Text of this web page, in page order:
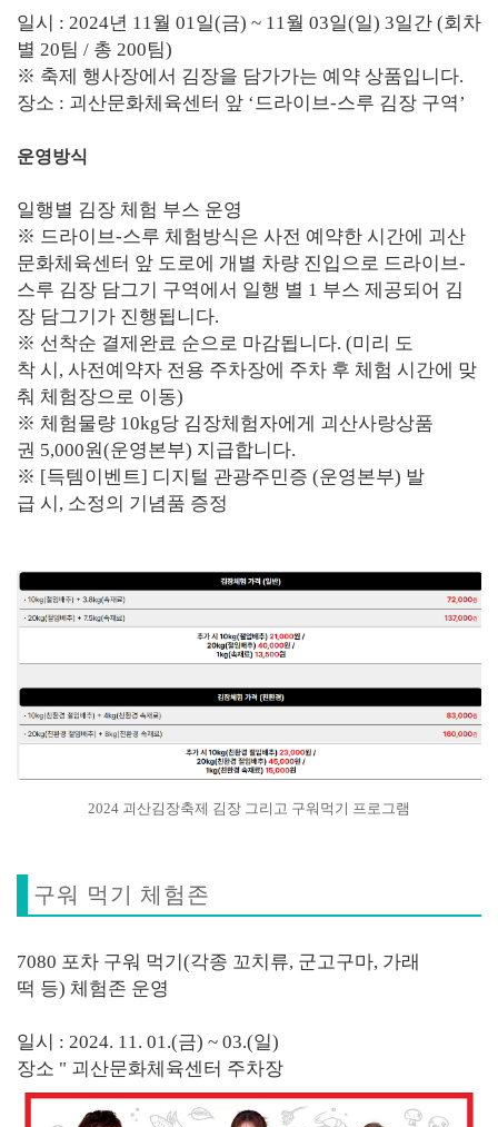
일시 : 2024년 11월 01일(금) ~ 11월 03일(일) 3일간 (회차
별 20팀 / 총 200팀)
※ 축제 행사장에서 김장을 담가가는 예약 상품입니다.
장소 : 괴산문화체육센터 앞 ‘드라이브-스루 김장 구역’
운영방식
일행별 김장 체험 부스 운영
※ 드라이브-스루 체험방식은 사전 예약한 시간에 괴산
문화체육센터 앞 도로에 개별 차량 진입으로 드라이브-
스루 김장 담그기 구역에서 일행 별 1 부스 제공되어 김
장 담그기가 진행됩니다.
※ 선착순 결제완료 순으로 마감됩니다. (미리 도
착 시, 사전예약자 전용 주차장에 주차 후 체험 시간에 맞
춰 체험장으로 이동)
※ 체험물량 10kg당 김장체험자에게 괴산사랑상품
권 5,000원(운영본부) 지급합니다.
※ [득템이벤트] 디지털 관광주민증 (운영본부) 발
급 시, 소정의 기념품 증정
2024 괴산김장축제 김장 그리고 구워먹기 프로그램
구워 먹기 체험존
7080 포차 구워 먹기(각종 꼬치류, 군고구마, 가래
떡 등) 체험존 운영
일시 : 2024. 11. 01.(금) ~ 03.(일)
장소 " 괴산문화체육센터 주차장